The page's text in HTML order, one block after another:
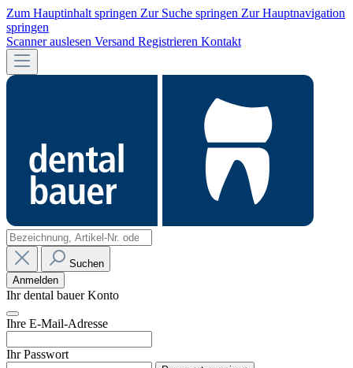
Zum Hauptinhalt springen Zur Suche springen Zur Hauptnavigation
springen
Scanner auslesen Versand Registrieren Kontakt
Suchen
Anmelden
Ihr dental bauer Konto
Ihre E-Mail-Adresse
Ihr Passwort